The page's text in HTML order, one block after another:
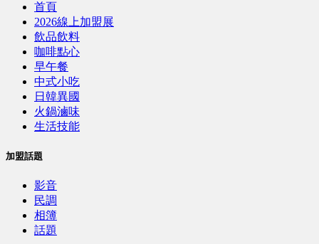
首頁
2026線上加盟展
飲品飲料
咖啡點心
早午餐
中式小吃
日韓異國
火鍋滷味
生活技能
加盟話題
影音
民調
相簿
話題